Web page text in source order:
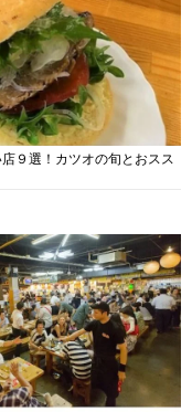
９選！カツオの旬とおスス